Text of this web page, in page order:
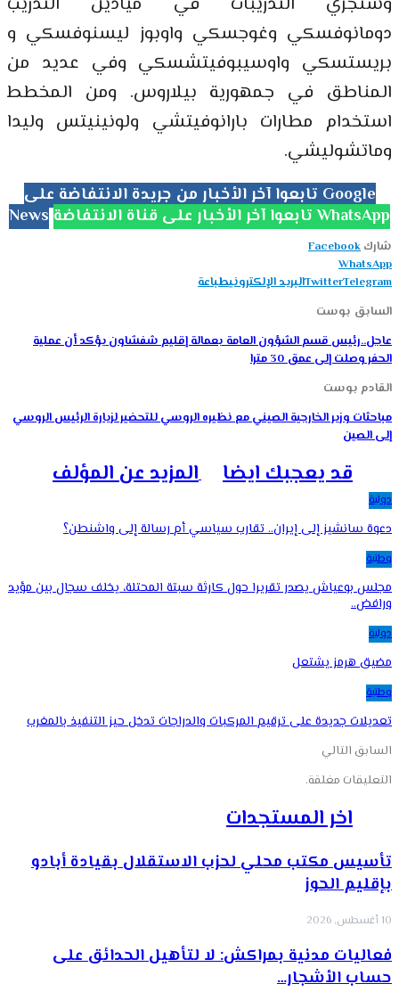
دومانوفسكي وغوجسكي واوبوز ليسنوفسكي و
بريستسكي واوسيبوفيتشسكي وفي عديد من
المناطق في جمهورية بيلاروس. ومن المخطط
استخدام مطارات بارانوفيتشي ولونينيتس وليدا
وماتشوليشي.
تابعوا آخر الأخبار من جريدة الانتفاضة على Google
News
تابعوا آخر الأخبار على قناة الانتفاضة WhatsApp
شارك Facebook
WhatsApp
TwitterTelegram البريد الإلكترونيطباعة
السابق بوست
عاجل..رئيس قسم الشؤون العامة بعمالة إقليم شفشاون يؤكد أن عملية
الحفر وصلت إلى عمق 30 مترا
القادم بوست
مباحثات وزير الخارجية الصيني مع نظيره الروسي للتحضير لزيارة الرئيس الروسي
إلى الصين
قد يعجبك ايضا المزيد عن المؤلف
دولية
دعوة سانشيز إلى إيران.. تقارب سياسي أم رسالة إلى واشنطن؟
وطنية
مجلس بوعياش يصدر تقريرا حول كارثة سبتة المحتلة، يخلف سجال بين مؤيد
ورافض..
دولية
مضيق هرمز يشتعل
وطنية
تعديلات جديدة على ترقيم المركبات والدراجات تدخل حيز التنفيذ بالمغرب
السابق التالي
التعليقات مغلقة.
اخر المستجدات
تأسيس مكتب محلي لحزب الاستقلال بقيادة أبادو
بإقليم الحوز
10 أغسطس, 2026
فعاليات مدنية بمراكش: لا لتأهيل الحدائق على
حساب الأشجار…